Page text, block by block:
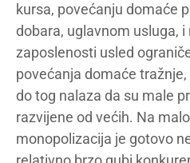
kursa, povećanju domaće
dobara, uglavnom usluga, i
zaposlenosti usled
povećanja domaće
do tog nalaza da su male
razvijene od većih. Na
monopolizacija je gotovo